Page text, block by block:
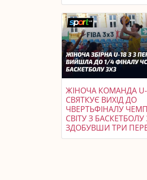
ЖІНОЧА КОМАНДА
СВЯТКУЄ ВИХІД ДО
ЧВЕРТЬФІНАЛУ
СВІТУ З БАСКЕТБОЛУ
ЗДОБУВШИ ТРИ